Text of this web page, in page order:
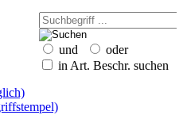
und
oder
in Art. Beschr. suchen